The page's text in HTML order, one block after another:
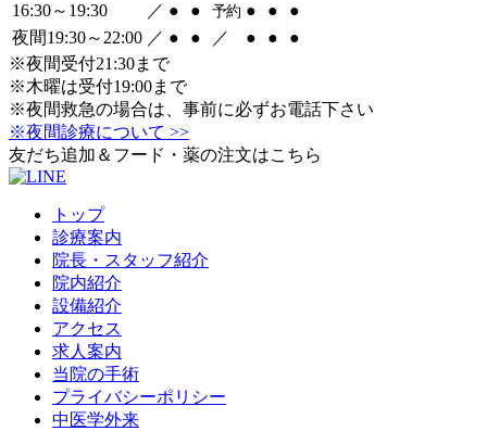
16:30～19:30
／ ● ● 予約 ● ●
●
夜間19:30～22:00 ／ ● ● ／ ● ●
●
※夜間受付21:30まで
※木曜は受付19:00まで
※夜間救急の場合は、事前に必ずお電話下さい
※夜間診療について >>
友だち追加＆フード・薬の注文はこちら
トップ
診療案内
院長・スタッフ紹介
院内紹介
設備紹介
アクセス
求人案内
当院の手術
プライバシーポリシー
中医学外来